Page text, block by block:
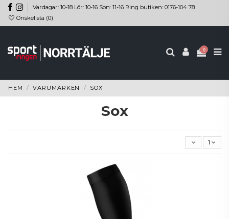
Vardagar: 10-18 Lör: 10-16 Sön: 11-16 Ring butiken: 0176-104 78
Önskelista (0)
0
HEM VARUMÄRKEN SOX
Sox
1